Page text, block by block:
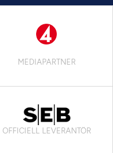
MEDIAPARTNER
OFFICIELL LEVERANTÖR